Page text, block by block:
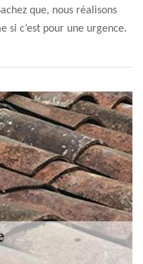
que, nous réalisons
si c’est pour une urgence.